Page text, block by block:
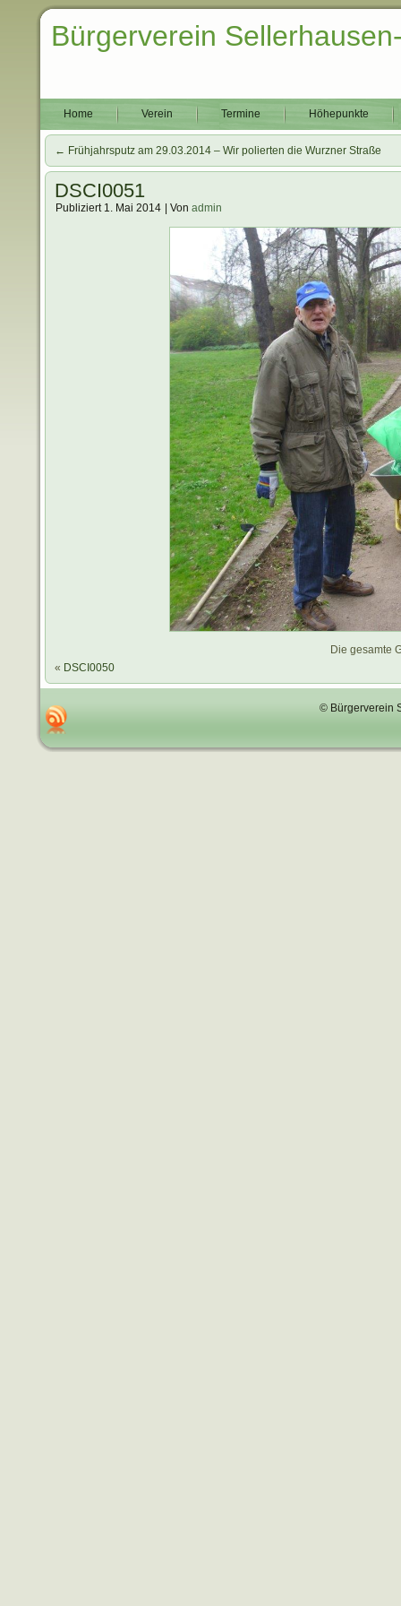
Bürgerverein
Home Verein Termine Höhepunkte
← Frühjahrsputz am 29.03.2014 – Wir polierten die Wurzner Straße
DSCI0051
Publiziert 1. Mai 2014 Von admin
Die gesamte
« DSCI0050
© Bürgerverein